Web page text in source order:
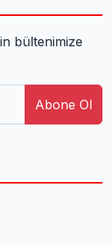
bültenimize
Abone Ol